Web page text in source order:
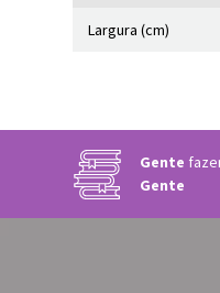
Largura (cm)
Gente
Gente